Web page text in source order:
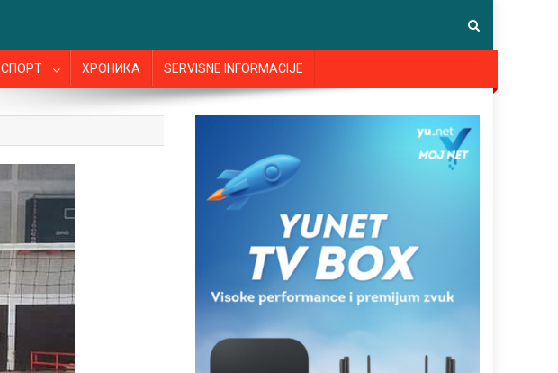
СПОРТ ХРОНИКА SERVISNE INFORMACIJE